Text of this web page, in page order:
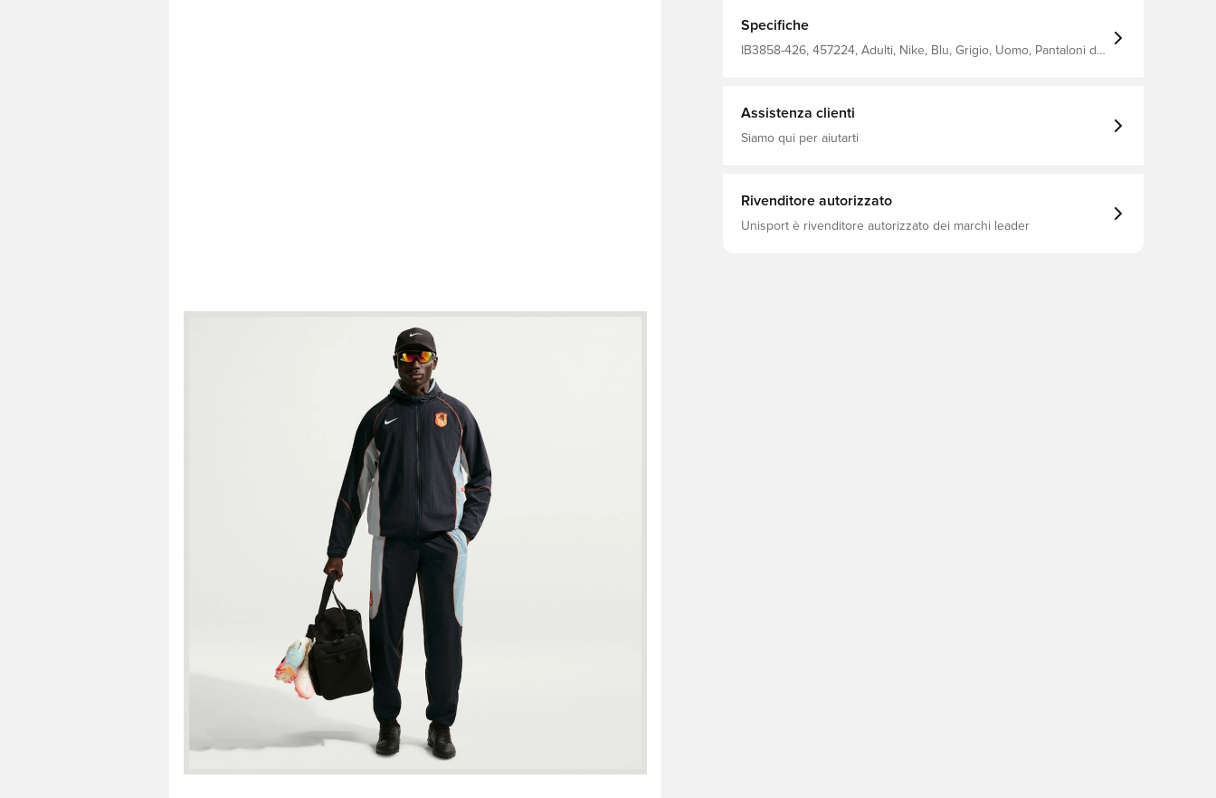
fresca.
Specifiche
IB3858-426, 457224, Adulti, Nike, Blu, Grigio, Uomo, Pantaloni da
Assistenza clienti
Siamo qui per aiutarti
Rivenditore autorizzato
Unisport è rivenditore autorizzato dei marchi leader